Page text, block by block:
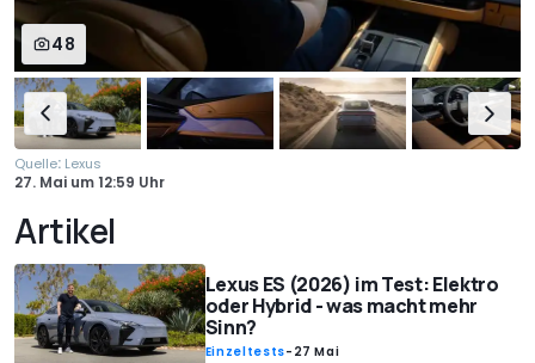
48
Quelle: Lexus
27. Mai um12:59 Uhr
Artikel
Lexus ES (2026) im Test: Elektro
oder Hybrid - was macht mehr
Sinn?
Einzeltests- 27 Mai